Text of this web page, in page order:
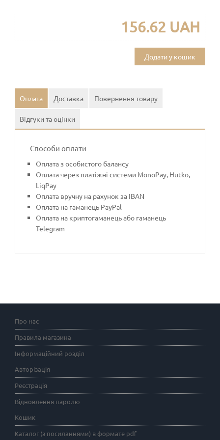
156.62 UAH
Додати у кошик
Оплата Доставка Повернення товару
Відгуки та оцінки
Способи оплати
Оплата з особистого балансу
Оплата через платіжні системи MonoPay, Hutko,
LiqPay
Оплата вручну на рахунок за IBAN
Оплата на гаманець PayPal
Оплата на криптогаманець або гаманець
Telegram
Про нас
Правила магазина
Інформаційний розділ
Авторізація
Реєстрація
Відновлення паролю
Кошик
Каталог (з посиланнями) в формате pdf